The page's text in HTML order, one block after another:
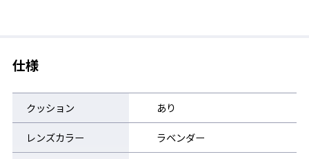
仕様
クッション あり
レンズカラー ラベンダー